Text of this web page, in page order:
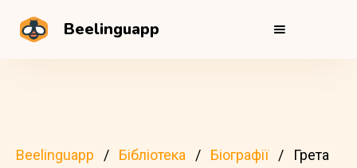
Beelinguapp
Beelinguapp Бібліотека Біографії
Грета